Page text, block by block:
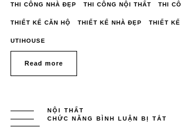
THI CÔNG NHÀ ĐẸP THI CÔNG NỘI THẤT THI
THIẾT KẾ CĂN HỘ THIẾT KẾ NHÀ ĐẸP THIẾT
UTIHOUSE
Read more
NỘI THẤT
CHỨC NĂNG BÌNH LUẬN BỊ TẮT